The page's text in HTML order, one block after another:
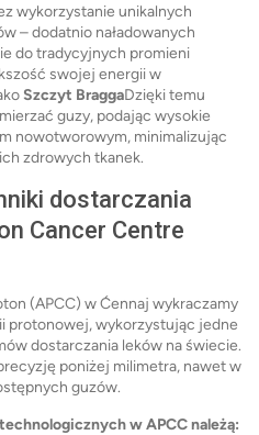
wykorzystanie unikalnych
– dodatnio naładowanych
do tradycyjnych promieni
swojej energii w
Szczyt BraggaDzięki temu
guzy, podając wysokie
nowotworowym, minimalizując
zdrowych tkanek.
dostarczania
Cancer Centre
(APCC) w Ćennaj wykraczamy
protonowej, wykorzystując jedne
dostarczania leków na świecie.
poniżej milimetra, nawet w
guzów.
w APCC należą: